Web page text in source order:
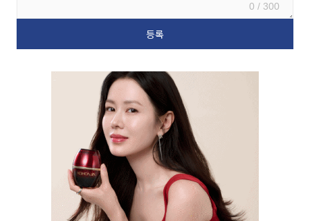
0 / 300